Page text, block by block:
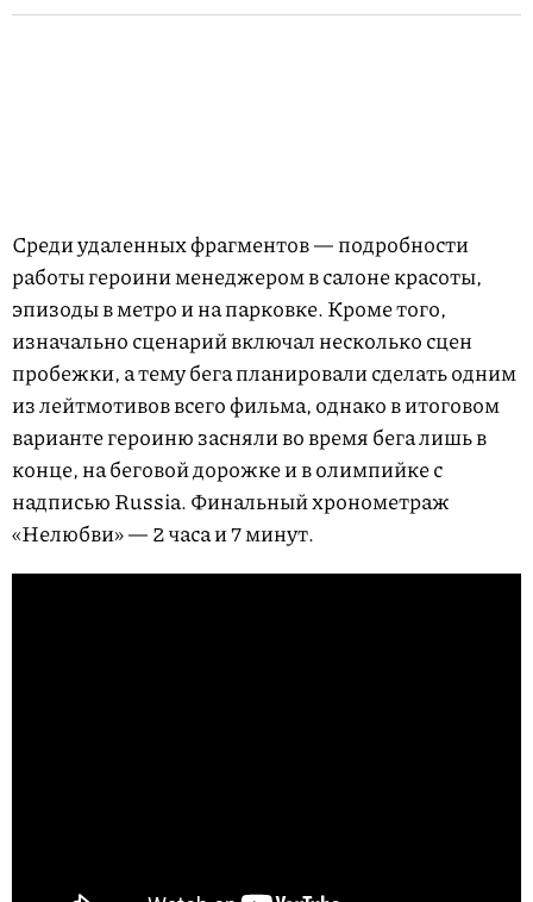
Среди удаленных фрагментов — подробности
работы героини менеджером в салоне красоты,
эпизоды в метро и на парковке. Кроме того,
изначально сценарий включал несколько сцен
пробежки, а тему бега планировали сделать одним
из лейтмотивов всего фильма, однако в итоговом
варианте героиню засняли во время бега лишь в
конце, на беговой дорожке и в олимпийке с
надписью Russia. Финальный хронометраж
«Нелюбви» — 2 часа и 7 минут.